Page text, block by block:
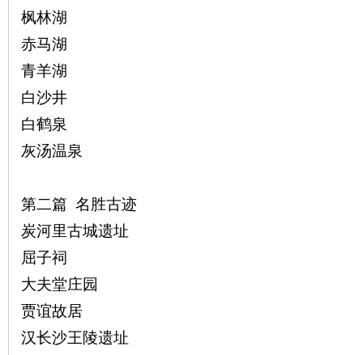
枫林湖
赤马湖
青羊湖
白沙井
白鹤泉
灰汤温泉
第二篇 名胜古迹
炭河里古城遗址
屈子祠
大夫堂庄园
贾谊故居
汉长沙王陵遗址